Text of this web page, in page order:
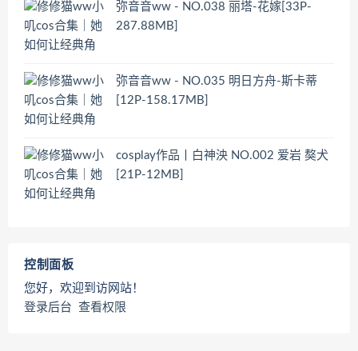
弥音音ww - NO.038 丽塔-花嫁[33P-
287.88MB]
弥音音ww - NO.035 明日方舟-斯卡蒂
[12P-158.17MB]
cosplay作品丨白神泱 NO.002 爱岩 獒犬
[21P-12MB]
控制面板
您好，欢迎到访网站！
登录后台
查看权限